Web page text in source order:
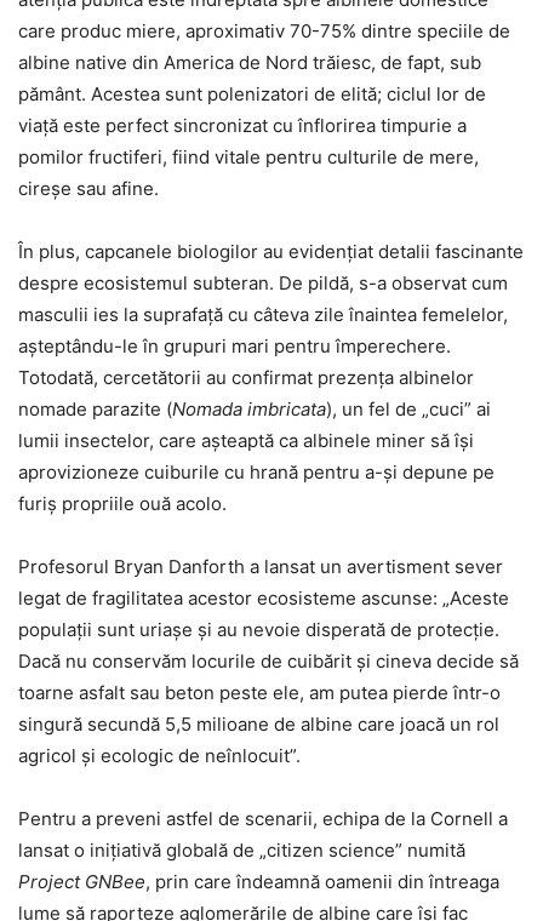
care produc miere, aproximativ 70-75% dintre speciile de
albine native din America de Nord trăiesc, de fapt, sub
pământ. Acestea sunt polenizatori de elită; ciclul lor de
viață este perfect sincronizat cu înflorirea timpurie a
pomilor fructiferi, fiind vitale pentru culturile de mere,
cireșe sau afine.
În plus, capcanele biologilor au evidențiat detalii fascinante
despre ecosistemul subteran. De pildă, s-a observat cum
masculii ies la suprafață cu câteva zile înaintea femelelor,
așteptându-le în grupuri mari pentru împerechere.
Totodată, cercetătorii au confirmat prezența albinelor
nomade parazite (Nomada imbricata), un fel de „cuci” ai
lumii insectelor, care așteaptă ca albinele miner să își
aprovizioneze cuiburile cu hrană pentru a-și depune pe
furiș propriile ouă acolo.
Profesorul Bryan Danforth a lansat un avertisment sever
legat de fragilitatea acestor ecosisteme ascunse: „Aceste
populații sunt uriașe și au nevoie disperată de protecție.
Dacă nu conservăm locurile de cuibărit și cineva decide să
toarne asfalt sau beton peste ele, am putea pierde într-o
singură secundă 5,5 milioane de albine care joacă un rol
agricol și ecologic de neînlocuit”.
Pentru a preveni astfel de scenarii, echipa de la Cornell a
lansat o inițiativă globală de „citizen science” numită
Project GNBee, prin care îndeamnă oamenii din întreaga
lume să raporteze aglomerările de albine care își fac